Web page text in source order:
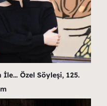
İle… Özel Söyleşi, 125.